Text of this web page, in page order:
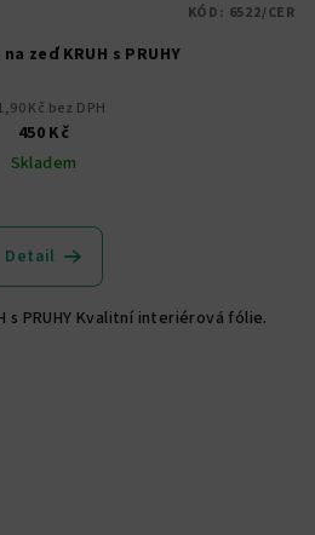
zeď KRUH s PRUHY
Kč bez DPH
450 Kč
Skladem
Detail
s PRUHY Kvalitní interiérová fólie.
KÓD: 6522/CER